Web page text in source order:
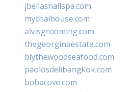
jbellasnailspa.com
mychaihouse.com
alvisgrooming.com
thegeorginaestate.com
blythewoodseafood.com
paolosdelibangkok.com
bobacove.com